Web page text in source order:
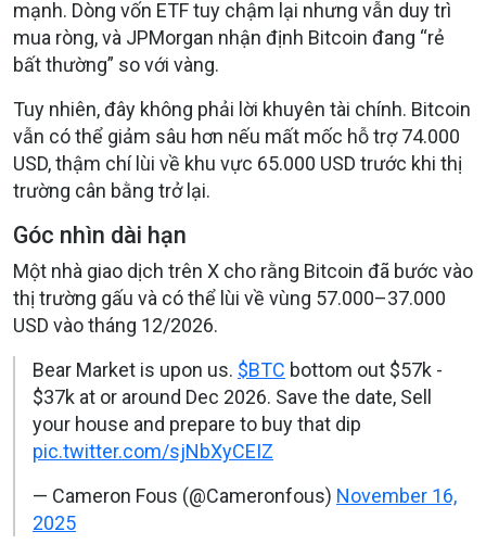
mạnh. Dòng vốn ETF tuy chậm lại nhưng vẫn duy trì
mua ròng, và JPMorgan nhận định Bitcoin đang “rẻ
bất thường” so với vàng.
Tuy nhiên, đây không phải lời khuyên tài chính. Bitcoin
vẫn có thể giảm sâu hơn nếu mất mốc hỗ trợ 74.000
USD, thậm chí lùi về khu vực 65.000 USD trước khi thị
trường cân bằng trở lại.
Góc nhìn dài hạn
Một nhà giao dịch trên X cho rằng Bitcoin đã bước vào
thị trường gấu và có thể lùi về vùng 57.000–37.000
USD vào tháng 12/2026.
Bear Market is upon us. $BTC bottom out $57k -
$37k at or around Dec 2026. Save the date, Sell
your house and prepare to buy that dip
pic.twitter.com/sjNbXyCEIZ
— Cameron Fous (@Cameronfous) November 16,
2025